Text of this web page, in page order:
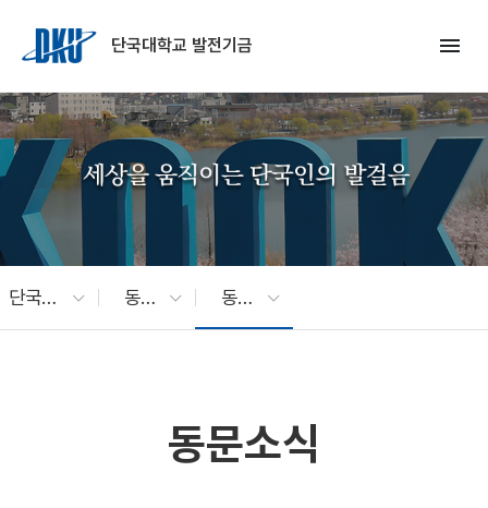
단국대학교 발전기금
menu
단국소식 동문소식 동문소식
동문소식